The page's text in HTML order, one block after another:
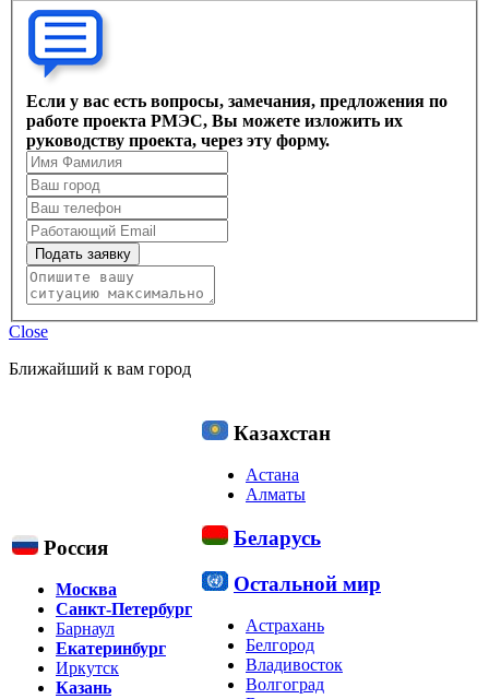
Если у вас есть вопросы, замечания, предложения по
работе проекта РМЭС, Вы можете изложить их
руководству проекта, через эту форму.
Подать заявку
Close
Ближайший к вам город
Россия
Москва
Санкт-Петербург
Барнаул
Екатеринбург
Иркутск
Казань
Казахстан
Астана
Алматы
Беларусь
Остальной мир
Астрахань
Белгород
Владивосток
Волгоград